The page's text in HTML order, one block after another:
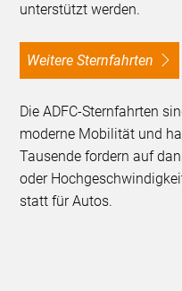
unterstützt werden.
Weitere Sternfahrten
Die ADFC-Sternfahrten
moderne Mobilität und
Tausende fordern auf
oder
statt für Autos.